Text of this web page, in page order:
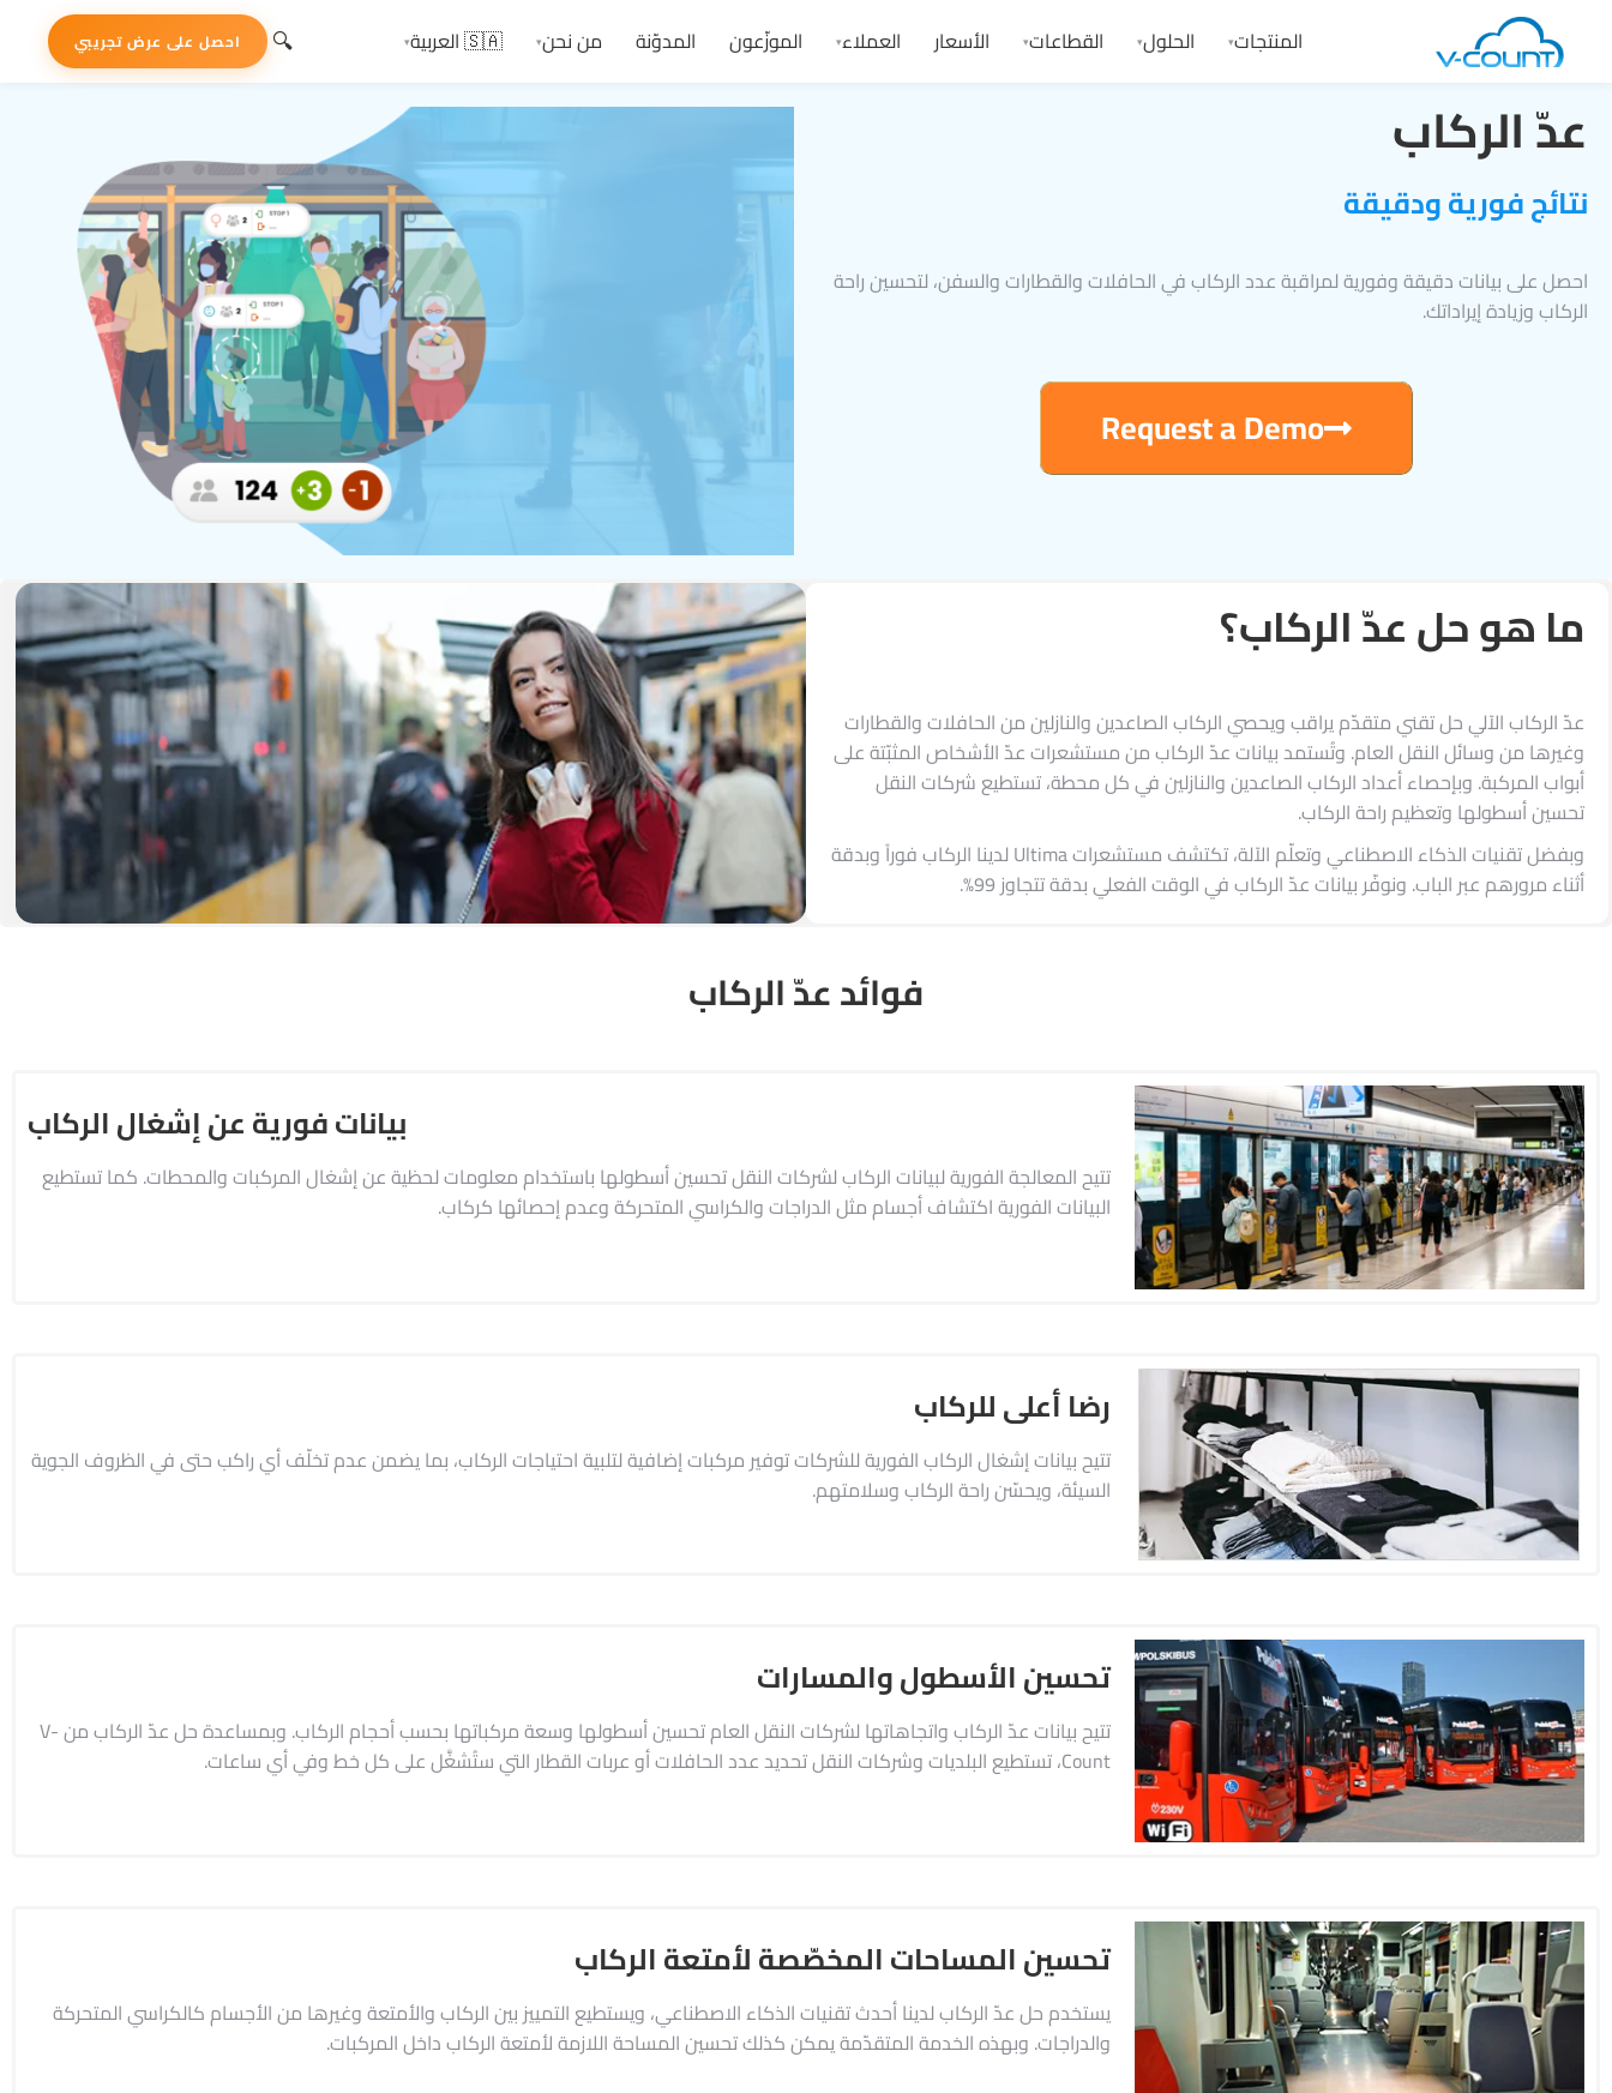
المنتجات▾ الحلول▾ القطاعات▾ الأسعار العملاء▾ الموزّعون المدوّنة من نحن▾ 🇸🇦 العربية ▾
🔍 احصل على عرض تجريبي
عدّ الركاب
نتائج فورية ودقيقة
احصل على بيانات دقيقة وفورية لمراقبة عدد الركاب في الحافلات والقطارات والسفن، لتحسين راحة
الركاب وزيادة إيراداتك.
Request a Demo
ما هو حل عدّ الركاب؟
عدّ الركاب الآلي حل تقني متقدّم يراقب ويحصي الركاب الصاعدين والنازلين من الحافلات والقطارات
وغيرها من وسائل النقل العام. وتُستمد بيانات عدّ الركاب من مستشعرات عدّ الأشخاص المثبّتة على
أبواب المركبة. وبإحصاء أعداد الركاب الصاعدين والنازلين في كل محطة، تستطيع شركات النقل
تحسين أسطولها وتعظيم راحة الركاب.
وبفضل تقنيات الذكاء الاصطناعي وتعلّم الآلة، تكتشف مستشعرات Ultima لدينا الركاب فوراً وبدقة
أثناء مرورهم عبر الباب. ونوفّر بيانات عدّ الركاب في الوقت الفعلي بدقة تتجاوز 99%.
فوائد عدّ الركاب
بيانات فورية عن إشغال الركاب
تتيح المعالجة الفورية لبيانات الركاب لشركات النقل تحسين أسطولها باستخدام معلومات لحظية عن إشغال المركبات والمحطات. كما تستطيع
البيانات الفورية اكتشاف أجسام مثل الدراجات والكراسي المتحركة وعدم إحصائها كركاب.
رضا أعلى للركاب
تتيح بيانات إشغال الركاب الفورية للشركات توفير مركبات إضافية لتلبية احتياجات الركاب، بما يضمن عدم تخلّف أي راكب حتى في الظروف الجوية
السيئة، ويحسّن راحة الركاب وسلامتهم.
تحسين الأسطول والمسارات
تتيح بيانات عدّ الركاب واتجاهاتها لشركات النقل العام تحسين أسطولها وسعة مركباتها بحسب أحجام الركاب. وبمساعدة حل عدّ الركاب من V-
Count، تستطيع البلديات وشركات النقل تحديد عدد الحافلات أو عربات القطار التي ستُشغَّل على كل خط وفي أي ساعات.
تحسين المساحات المخصّصة لأمتعة الركاب
يستخدم حل عدّ الركاب لدينا أحدث تقنيات الذكاء الاصطناعي، ويستطيع التمييز بين الركاب والأمتعة وغيرها من الأجسام كالكراسي المتحركة
والدراجات. وبهذه الخدمة المتقدّمة يمكن كذلك تحسين المساحة اللازمة لأمتعة الركاب داخل المركبات.